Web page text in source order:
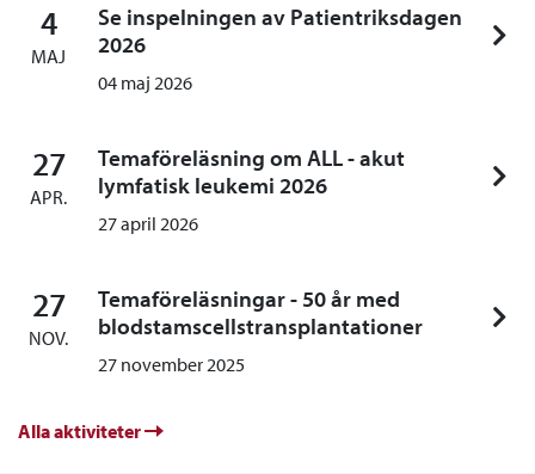
4
MAJ
Se inspelningen av Patientriksdagen
2026
04 maj 2026
27
APR.
Temaföreläsning om ALL - akut
lymfatisk leukemi 2026
27 april 2026
27
NOV.
Temaföreläsningar - 50 år med
blodstamscellstransplantationer
27 november 2025
Alla aktiviteter